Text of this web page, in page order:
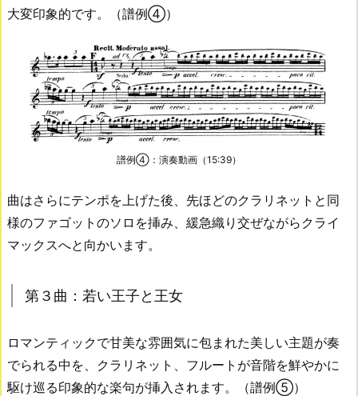
大変印象的です。（譜例④）
譜例④：演奏動画（15:39）
曲はさらにテンポを上げた後、先ほどのクラリネットと同
様のファゴットのソロを挿み、緩急織り交ぜながらクライ
マックスへと向かいます。
第３曲：若い王子と王女
ロマンティックで甘美な雰囲気に包まれた美しい主題が奏
でられる中を、クラリネット、フルートが音階を鮮やかに
駆け巡る印象的な楽句が挿入されます。（譜例⑤）